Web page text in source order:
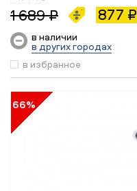
1 689 ₽ 877 ₽
в наличии
в других городах
в избранное
66%